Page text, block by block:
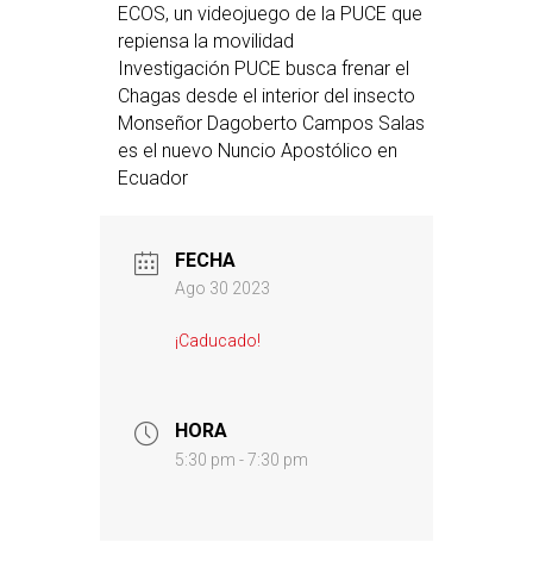
ECOS, un videojuego de la PUCE que
repiensa la movilidad
Investigación PUCE busca frenar el
Chagas desde el interior del insecto
Monseñor Dagoberto Campos Salas
es el nuevo Nuncio Apostólico en
Ecuador
FECHA
Ago 30 2023
¡Caducado!
HORA
5:30 pm - 7:30 pm